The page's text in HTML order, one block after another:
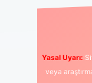
Yasal Uyarı:
veya